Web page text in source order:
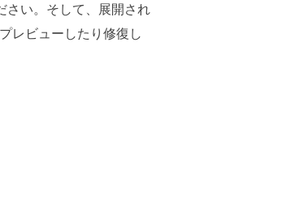
さい。そして、展開され
レビューしたり修復し